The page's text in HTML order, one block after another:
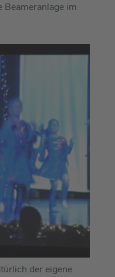
Beameranlage im
der eigene